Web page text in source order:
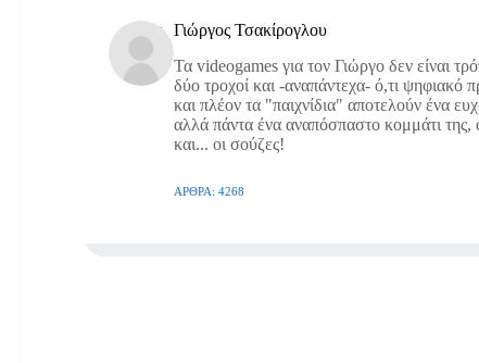
Γιώργος Τσακίρογλου
Τα videogames για τον Γιώργο δεν είναι
δύο τροχοί και -αναπάντεχα- ό,τι ψηφιακό
και πλέον τα "παιχνίδια" αποτελούν ένα
αλλά πάντα ένα αναπόσπαστο κομμάτι της,
και... οι σούζες!
ΆΡΘΡΑ: 4268